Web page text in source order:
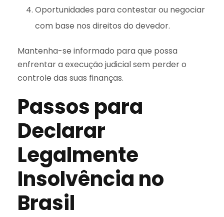
Oportunidades para contestar ou negociar
com base nos direitos do devedor.
Mantenha-se informado para que possa
enfrentar a execução judicial sem perder o
controle das suas finanças.
Passos para
Declarar
Legalmente
Insolvência no
Brasil